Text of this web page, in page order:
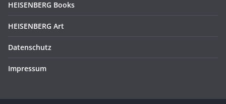
HEISENBERG Books
HEISENBERG Art
Datenschutz
Impressum